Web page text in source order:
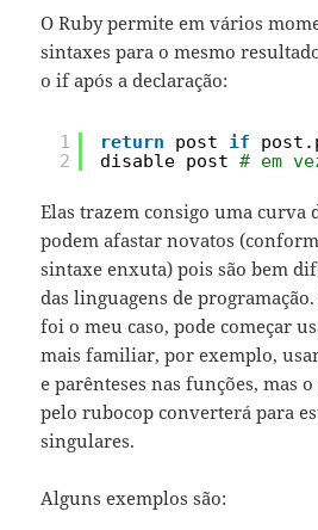
O Ruby permite em vários
sintaxes para o mesmo
o if após a declaração:
1
2
return post if
disable post # em
Elas trazem consigo uma curva
podem afastar novatos
sintaxe enxuta) pois são bem
das linguagens de
foi o meu caso, pode começar
mais familiar, por exemplo,
e parênteses nas funções, mas
pelo rubocop converterá para
singulares.
Alguns exemplos são: